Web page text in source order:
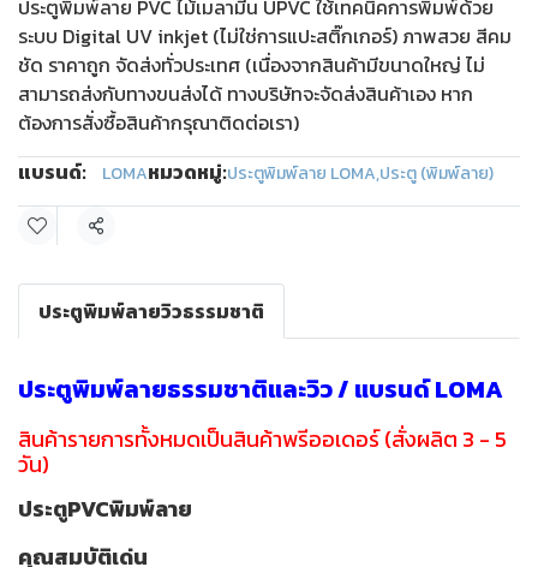
ประตูพิมพ์ลาย PVC ไม้เมลามีน UPVC ใช้เทคนิคการพิมพ์ด้วย
ระบบ Digital UV inkjet (ไม่ใช่การแปะสติ๊กเกอร์) ภาพสวย สีคม
ชัด ราคาถูก จัดส่งทั่วประเทศ (เนื่องจากสินค้ามีขนาดใหญ่ ไม่
สามารถส่งกับทางขนส่งได้ ทางบริษัทจะจัดส่งสินค้าเอง หาก
ต้องการสั่งซื้อสินค้ากรุณาติดต่อเรา)
แบรนด์:
LOMAหมวดหมู่:ประตูพิมพ์ลาย LOMA,ประตู (พิมพ์ลาย)
แชร์
ประตูพิมพ์ลายวิวธรรมชาติ
ประตูพิมพ์ลายธรรมชาติและวิว / แบรนด์ LOMA
สินค้ารายการทั้งหมดเป็นสินค้าพรีออเดอร์ (สั่งผลิต 3 - 5
วัน)
ประตูPVCพิมพ์ลาย
คุณสมบัติเด่น